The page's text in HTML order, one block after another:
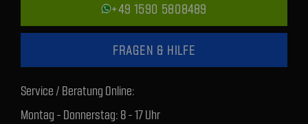
+49 1590 5808489
FRAGEN & HILFE
Service / Beratung Online:
Montag - Donnerstag: 8 - 17 Uhr